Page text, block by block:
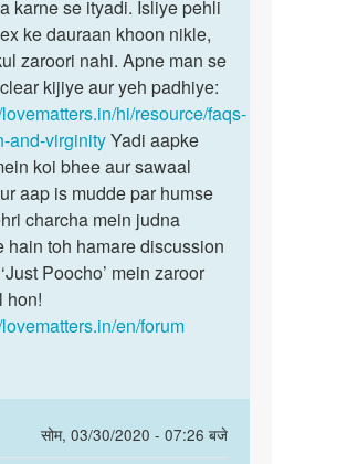
Deepak
karne se ityadi. Isliye pehli
ke dauraan khoon nikle,
zaroori nahi. Apne man se
kijiye aur yeh padhiye:
hi/resource/faqs-
and-virginityYadi aapke
koi bhee aur sawaal
aap is mudde par humse
charcha mein judna
hain toh hamare discussion
Poocho’ mein zaroor
hon!
en/forum
सोम, 03/30/2020 - 07:26 बजे